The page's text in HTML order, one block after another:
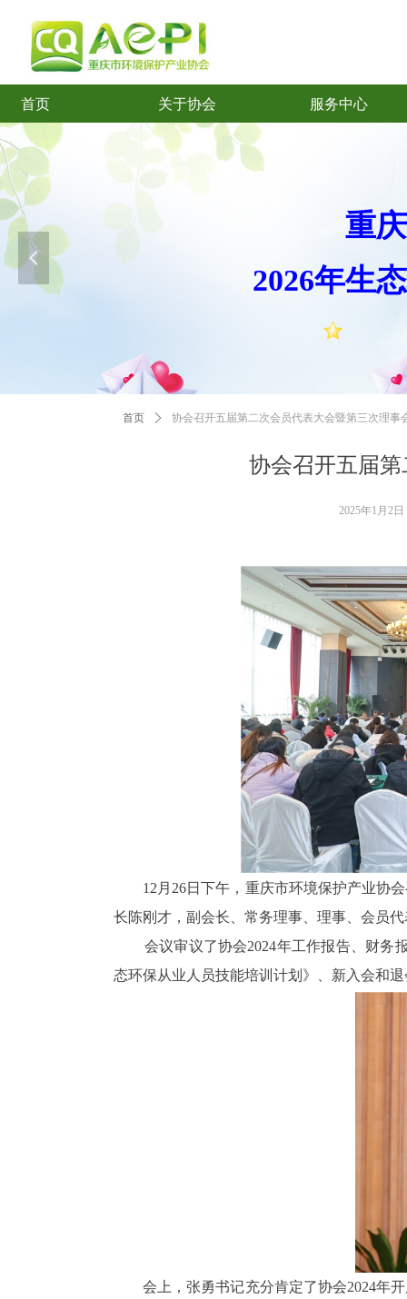
首页
首页
关于协会
关于协会
服务中心
重
2026年生
넳
协会召开五届
首页 ꄲ 协会召开五届第二次会员代表大会暨第三次理事
12月26日下午，重庆市环境保护产业协会
长陈刚才，副会长、常务理事、理事、会员
会议审议了协会2024年工作报告、财务报
态环保从业人员技能培训计划》、新入会和
会上，张勇书记充分肯定了协会2024年开
2025年1月2日